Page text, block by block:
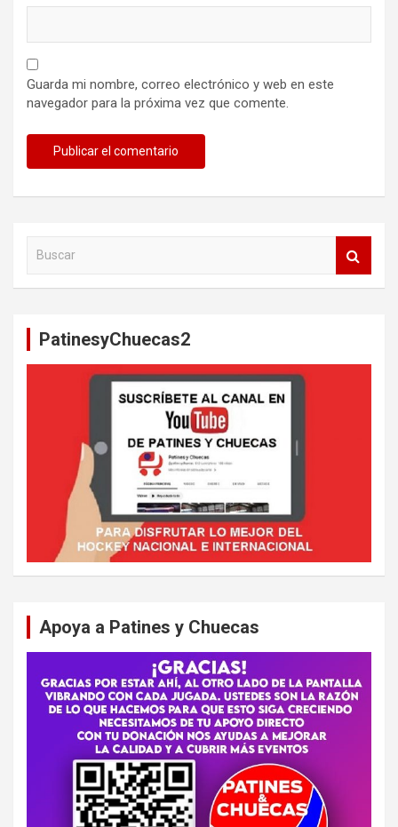
Guarda mi nombre, correo electrónico y web en este
navegador para la próxima vez que comente.
PatinesyChuecas2
Apoya a Patines y Chuecas